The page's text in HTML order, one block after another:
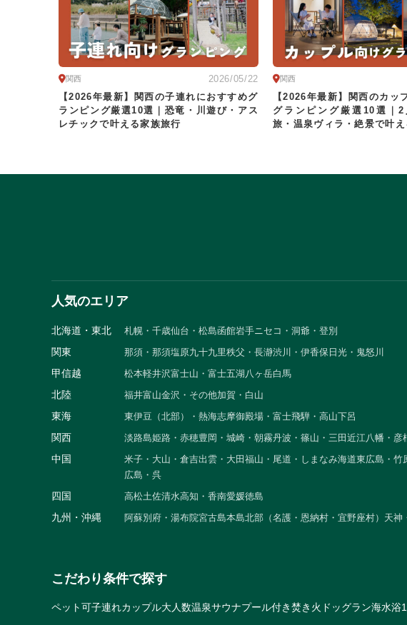
2026/05/22
関西
【2026年最新】関西の子連れにおすすめグ
ランピング厳選10選｜恐竜・川遊び・アス
レチックで叶える家族旅行
関西
【2026年最新】関西のカッ
グランピング厳選10選｜
旅・温泉ヴィラ・絶景で叶
人気のエリア
北海道・東北 札幌・千歳仙台・松島函館岩手ニセコ・洞爺・登別
関東 那須・那須塩原九十九里秩父・長瀞渋川・伊香保 日光・鬼怒川
甲信越 松本軽井沢富士山・富士五湖八ヶ岳白馬
北陸 福井富山金沢・その他加賀・白山
東海 東伊豆（北部）・熱海志摩御殿場・富士飛騨・高山下呂
関西 淡路島姫路・赤穂豊岡・城崎・朝霧丹波・篠山・三田 近江八幡・彦
中国 米子・大山・倉吉出雲・大田 福山・尾道・しまなみ海道東広島・竹
広島・呉
四国 高松土佐清水高知・香南愛媛徳島
九州・沖縄 阿蘇別府・湯布院宮古島本島北部（名護・恩納村・宜野座村） 天神
こだわり条件で探す
ペット可子連れカップル大人数温泉サウナプール付き焚き火 ドッグラン海水浴